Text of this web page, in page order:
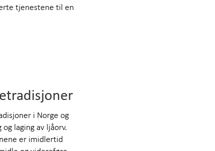
tjenestene til en
i Norge og
laging av ljåorv.
er imidlertid